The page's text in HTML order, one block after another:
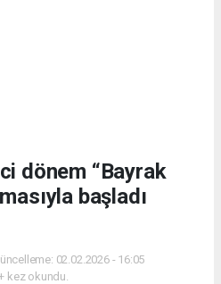
dönem “Bayrak
başladı
02.02.2026 - 16:05
kez okundu.